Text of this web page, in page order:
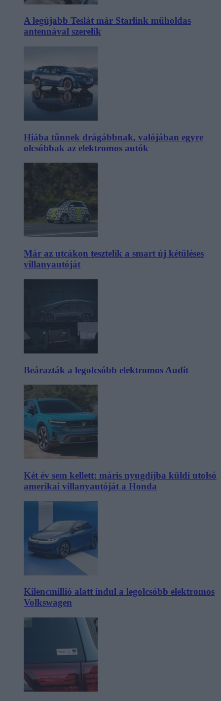
A legújabb Teslát már Starlink műholdas
antennával szerelik
Hiába tűnnek drágábbnak, valójában egyre
olcsóbbak az elektromos autók
Már az utcákon tesztelik a smart új kétüléses
villanyautóját
Beárazták a legolcsóbb elektromos Audit
Két év sem kellett: máris nyugdíjba küldi utolsó
amerikai villanyautóját a Honda
Kilencmillió alatt indul a legolcsóbb elektromos
Volkswagen